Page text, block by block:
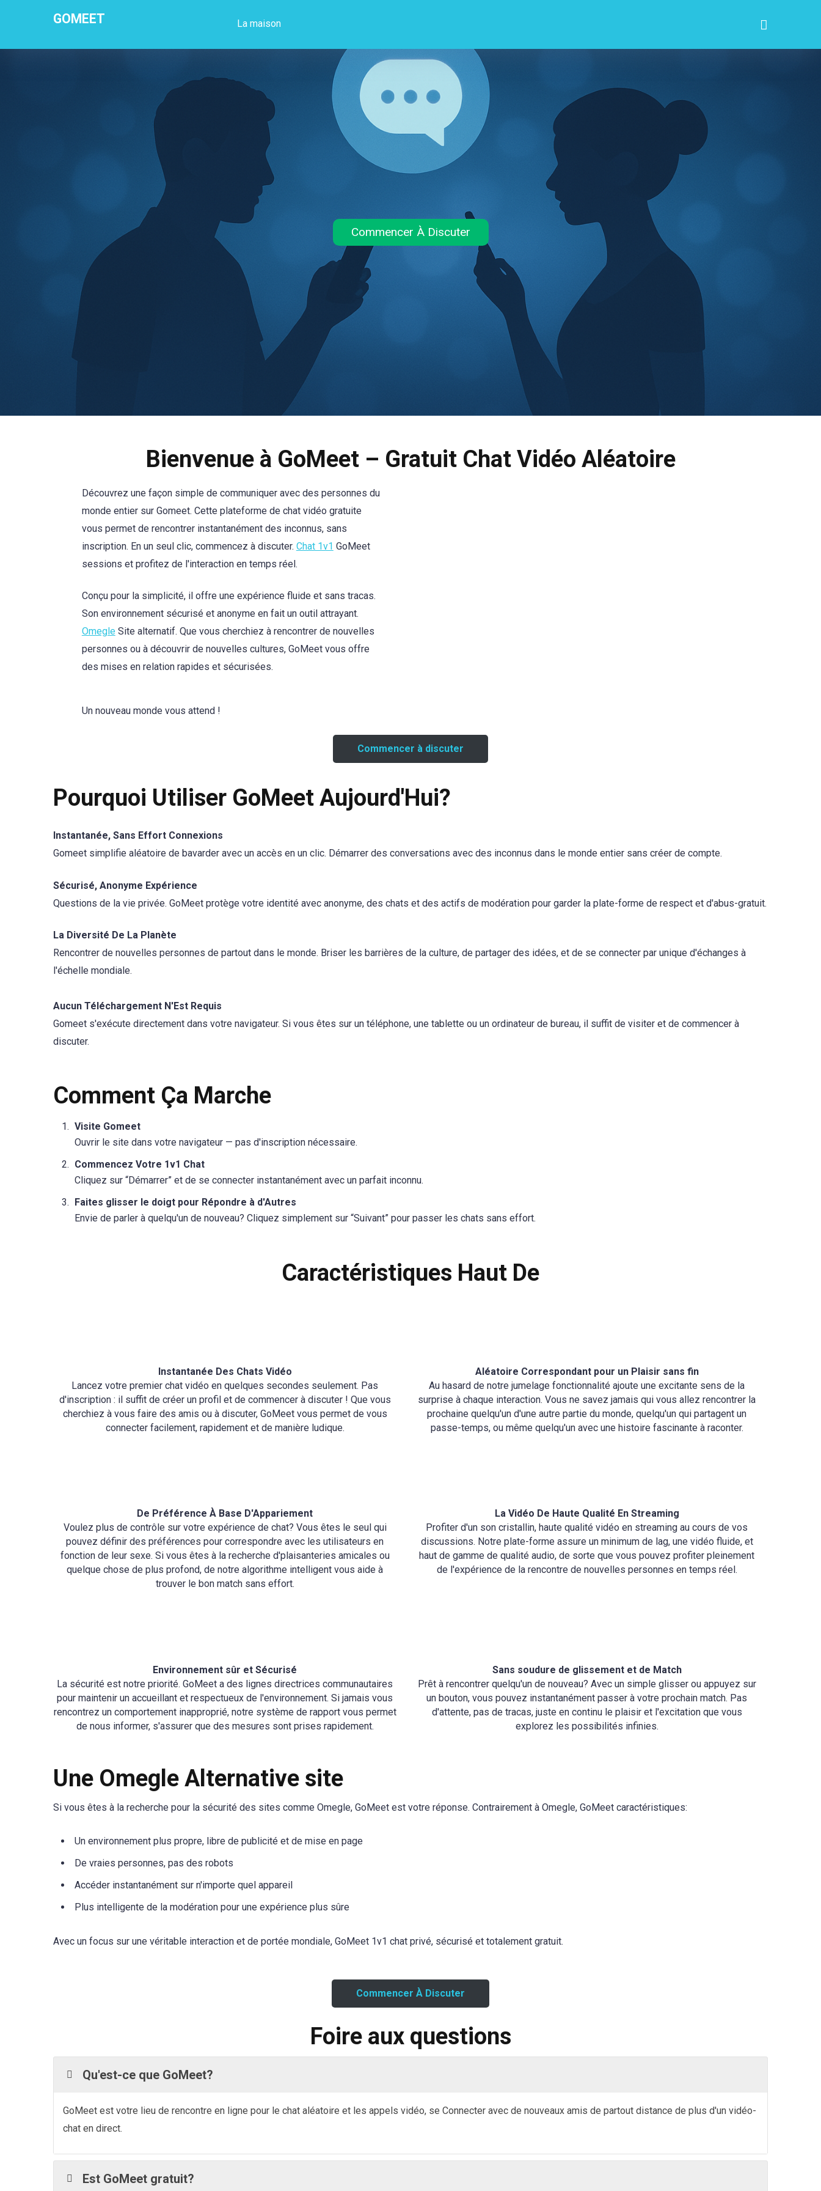
GOMEET La maison
Commencer À Discuter
Bienvenue à GoMeet – Gratuit Chat Vidéo Aléatoire
Découvrez une façon simple de communiquer avec des personnes du
monde entier sur Gomeet. Cette plateforme de chat vidéo gratuite
vous permet de rencontrer instantanément des inconnus, sans
inscription. En un seul clic, commencez à discuter. Chat 1v1 GoMeet
sessions et profitez de l'interaction en temps réel.
Conçu pour la simplicité, il offre une expérience fluide et sans tracas.
Son environnement sécurisé et anonyme en fait un outil attrayant.
OmegleSite alternatif. Que vous cherchiez à rencontrer de nouvelles
personnes ou à découvrir de nouvelles cultures, GoMeet vous offre
des mises en relation rapides et sécurisées.
Un nouveau monde vous attend !
Commencer à discuter
Pourquoi Utiliser GoMeet Aujourd'Hui?
Instantanée, Sans Effort Connexions
Gomeet simplifie aléatoire de bavarder avec un accès en un clic. Démarrer des conversations avec des inconnus dans le monde entier sans créer de compte.
Sécurisé, Anonyme Expérience
Questions de la vie privée. GoMeet protège votre identité avec anonyme, des chats et des actifs de modération pour garder la plate-forme de respect et d'abus-gratuit.
La Diversité De La Planète
Rencontrer de nouvelles personnes de partout dans le monde. Briser les barrières de la culture, de partager des idées, et de se connecter par unique d'échanges à
l'échelle mondiale.
Aucun Téléchargement N'Est Requis
Gomeet s'exécute directement dans votre navigateur. Si vous êtes sur un téléphone, une tablette ou un ordinateur de bureau, il suffit de visiter et de commencer à
discuter.
Comment Ça Marche
Visite Gomeet
Ouvrir le site dans votre navigateur — pas d'inscription nécessaire.
Commencez Votre 1v1 Chat
Cliquez sur “Démarrer” et de se connecter instantanément avec un parfait inconnu.
Faites glisser le doigt pour Répondre à d'Autres
Envie de parler à quelqu'un de nouveau? Cliquez simplement sur “Suivant” pour passer les chats sans effort.
Caractéristiques Haut De
Instantanée Des Chats Vidéo
Lancez votre premier chat vidéo en quelques secondes seulement. Pas
d'inscription : il suffit de créer un profil et de commencer à discuter ! Que vous
cherchiez à vous faire des amis ou à discuter, GoMeet vous permet de vous
connecter facilement, rapidement et de manière ludique.
Aléatoire Correspondant pour un Plaisir sans fin
Au hasard de notre jumelage fonctionnalité ajoute une excitante sens de la
surprise à chaque interaction. Vous ne savez jamais qui vous allez rencontrer la
prochaine quelqu'un d'une autre partie du monde, quelqu'un qui partagent un
passe-temps, ou même quelqu'un avec une histoire fascinante à raconter.
De Préférence À Base D'Appariement
Voulez plus de contrôle sur votre expérience de chat? Vous êtes le seul qui
pouvez définir des préférences pour correspondre avec les utilisateurs en
fonction de leur sexe. Si vous êtes à la recherche d'plaisanteries amicales ou
quelque chose de plus profond, de notre algorithme intelligent vous aide à
trouver le bon match sans effort.
La Vidéo De Haute Qualité En Streaming
Profiter d'un son cristallin, haute qualité vidéo en streaming au cours de vos
discussions. Notre plate-forme assure un minimum de lag, une vidéo fluide, et
haut de gamme de qualité audio, de sorte que vous pouvez profiter pleinement
de l'expérience de la rencontre de nouvelles personnes en temps réel.
Environnement sûr et Sécurisé
La sécurité est notre priorité. GoMeet a des lignes directrices communautaires
pour maintenir un accueillant et respectueux de l'environnement. Si jamais vous
rencontrez un comportement inapproprié, notre système de rapport vous permet
de nous informer, s'assurer que des mesures sont prises rapidement.
Sans soudure de glissement et de Match
Prêt à rencontrer quelqu'un de nouveau? Avec un simple glisser ou appuyez sur
un bouton, vous pouvez instantanément passer à votre prochain match. Pas
d'attente, pas de tracas, juste en continu le plaisir et l'excitation que vous
explorez les possibilités infinies.
Une Omegle Alternative site
Si vous êtes à la recherche pour la sécurité des sites comme Omegle, GoMeet est votre réponse. Contrairement à Omegle, GoMeet caractéristiques:
Un environnement plus propre, libre de publicité et de mise en page
De vraies personnes, pas des robots
Accéder instantanément sur n'importe quel appareil
Plus intelligente de la modération pour une expérience plus sûre
Avec un focus sur une véritable interaction et de portée mondiale, GoMeet 1v1 chat privé, sécurisé et totalement gratuit.
Commencer À Discuter
Foire aux questions
Qu'est-ce que GoMeet?
GoMeet est votre lieu de rencontre en ligne pour le chat aléatoire et les appels vidéo, se Connecter avec de nouveaux amis de partout distance de plus d'un vidéo-
chat en direct.
Est GoMeet gratuit?